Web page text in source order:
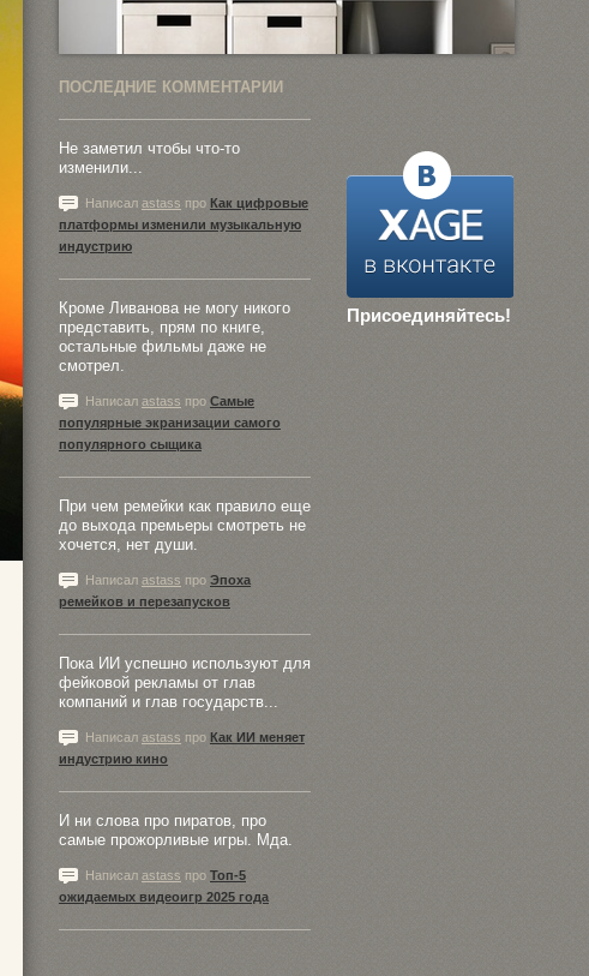
ПОСЛЕДНИЕ КОММЕНТАРИИ
Присоединяйтесь!
Не заметил чтобы что-то
изменили...
Написал astass про Как цифровые
платформы изменили музыкальную
индустрию
Кроме Ливанова не могу никого
представить, прям по книге,
остальные фильмы даже не
смотрел.
Написал astass про Самые
популярные экранизации самого
популярного сыщика
При чем ремейки как правило еще
до выхода премьеры смотреть не
хочется, нет души.
Написал astass про Эпоха
ремейков и перезапусков
Пока ИИ успешно используют для
фейковой рекламы от глав
компаний и глав государств...
Написал astass про Как ИИ меняет
индустрию кино
И ни слова про пиратов, про
самые прожорливые игры. Мда.
Написал astass про Топ-5
ожидаемых видеоигр 2025 года